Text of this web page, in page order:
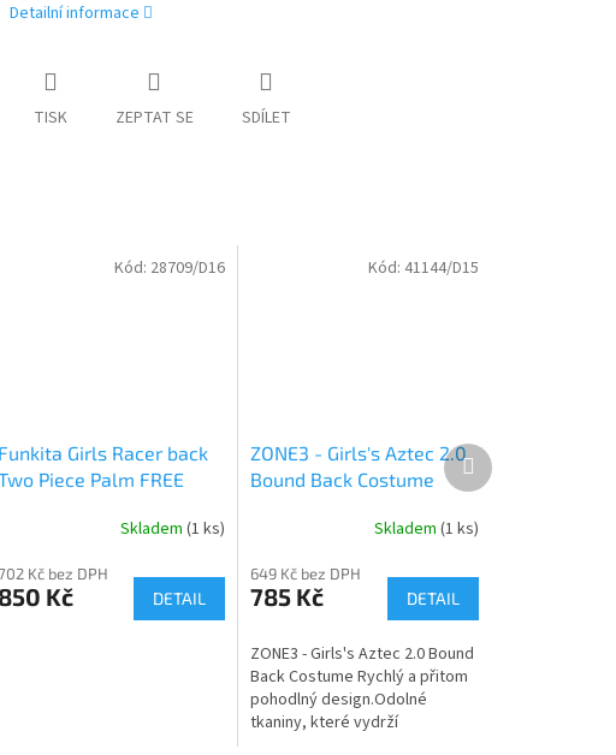
Detailní informace
TISK ZEPTAT SE SDÍLET
Funkita Girls Racer back
Piece Palm FREE
Skladem(1 ks)
Kč bez DPH
850 Kč DETAIL
Kód: 28709/D16
ZONE3 - Girls's Aztec 2.0
Bound Back Costume
Skladem (1 ks)
649 Kč bez DPH
785 Kč DETAIL
ZONE3 - Girls's Aztec 2.0 Bound
Back Costume Rychlý a přitom
pohodlný design.Odolné
tkaniny, které vydrží
Kód: 41144/D15
Další
produkt